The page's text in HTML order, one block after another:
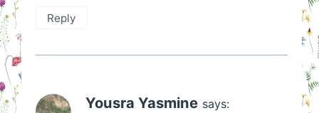
Reply
Yousra Yasmine says: